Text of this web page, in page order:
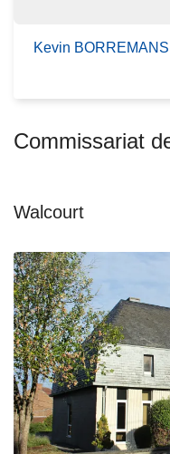
Kevin BORREMANS
Commissariat
Walcourt